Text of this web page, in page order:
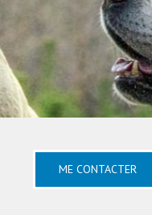
ME CONTACTER